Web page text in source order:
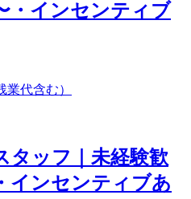
・インセンティブ
業代含む）
タッフ｜未経験歓
インセンティブあ